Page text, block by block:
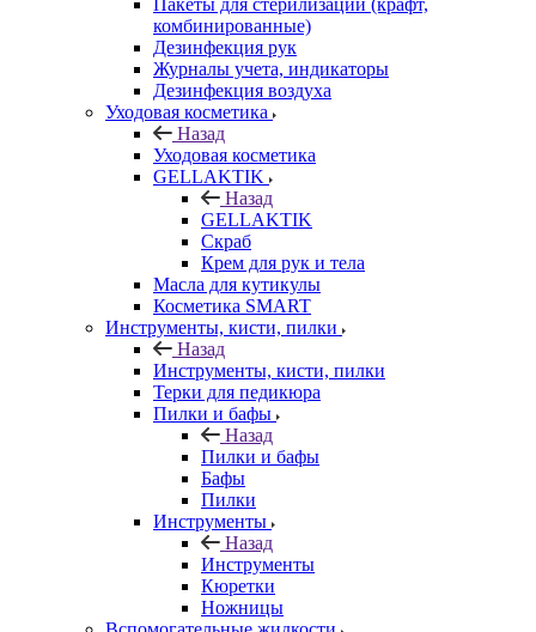
Пакеты для стерилизации (крафт,
комбинированные)
Дезинфекция рук
Журналы учета, индикаторы
Дезинфекция воздуха
Уходовая косметика
Назад
Уходовая косметика
GELLAKTIK
Назад
GELLAKTIK
Скраб
Крем для рук и тела
Масла для кутикулы
Косметика SMART
Инструменты, кисти, пилки
Назад
Инструменты, кисти, пилки
Терки для педикюра
Пилки и бафы
Назад
Пилки и бафы
Бафы
Пилки
Инструменты
Назад
Инструменты
Кюретки
Ножницы